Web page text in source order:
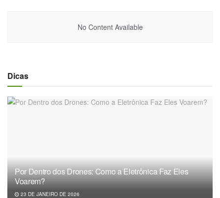
No Content Available
Dicas
Por Dentro dos Drones: Como a Eletrônica Faz Eles
Voarem?
23 DE JANEIRO DE 2026